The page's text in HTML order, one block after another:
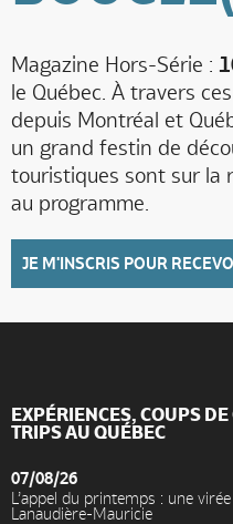
Magazine Hors-Série :
le Québec. À travers
depuis Montréal et
un grand festin de
touristiques sont sur la
au programme.
JE M'INSCRIS POUR
EXPÉRIENCES, COUPS
TRIPS AU QUÉBEC
07/08/26
L’appel du printemps : une
Lanaudière-Mauricie